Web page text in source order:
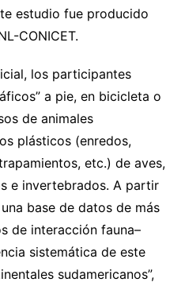
estudio fue producido
CONICET.
los participantes
a pie, en bicicleta o
de animales
plásticos (enredos,
etc.) de aves,
e invertebrados. A partir
base de datos de más
de interacción fauna–
sistemática de este
sudamericanos”,